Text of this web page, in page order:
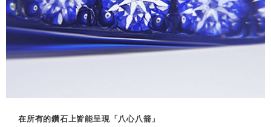
在所有的鑽石上皆能呈現「八心八箭」